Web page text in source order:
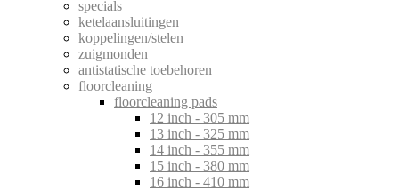
specials
ketelaansluitingen
koppelingen/stelen
zuigmonden
antistatische toebehoren
floorcleaning
floorcleaning pads
12 inch - 305 mm
13 inch - 325 mm
14 inch - 355 mm
15 inch - 380 mm
16 inch - 410 mm